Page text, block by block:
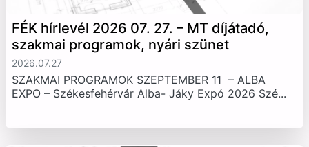
FÉK hírlevél 2026 07. 27. – MT díjátadó,
szakmai programok, nyári szünet
2026.07.27
SZAKMAI PROGRAMOK SZEPTEMBER 11 – ALBA
EXPO – Székesfehérvár Alba- Jáky Expó 2026 Szé...